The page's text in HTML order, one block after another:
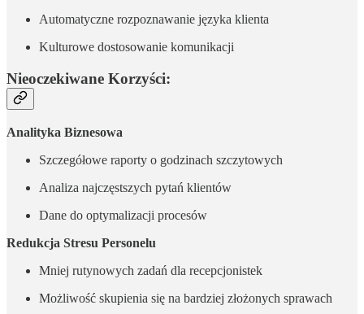
Automatyczne rozpoznawanie języka klienta
Kulturowe dostosowanie komunikacji
Nieoczekiwane Korzyści:
Analityka Biznesowa
Szczegółowe raporty o godzinach szczytowych
Analiza najczęstszych pytań klientów
Dane do optymalizacji procesów
Redukcja Stresu Personelu
Mniej rutynowych zadań dla recepcjonistek
Możliwość skupienia się na bardziej złożonych sprawach